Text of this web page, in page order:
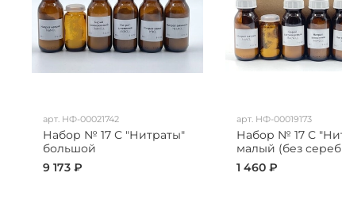
арт. НФ-00021742
Набор № 17 С "Нитраты"
большой
9 173 ₽
арт. НФ-00019173
Набор № 17 С
малый (без
1 460 ₽